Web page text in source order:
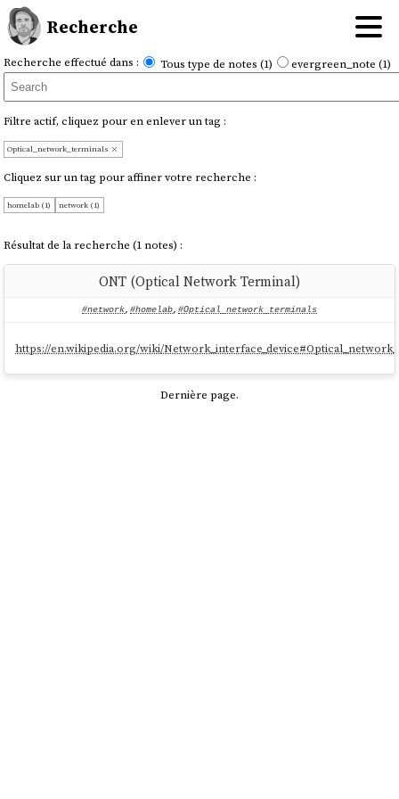
Recherche
Recherche effectué dans : Tous type de notes (1) evergreen_note (1)
Filtre actif, cliquez pour en enlever un tag :
Optical_network_terminals
Cliquez sur un tag pour affiner votre recherche :
homelab (1) network (1)
Résultat de la recherche (1 notes) :
ONT (Optical Network Terminal)
#network, #homelab, #Optical_network_terminals
https://en.wikipedia.org/wiki/
Dernière page.